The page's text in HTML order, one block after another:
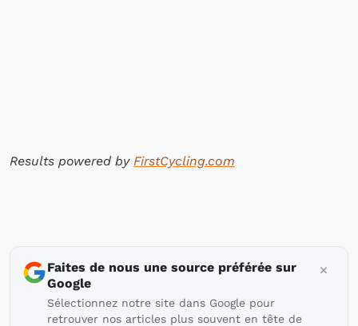
Results powered by FirstCycling.com
Faites de nous une source préférée sur
Google
Sélectionnez notre site dans Google pour
retrouver nos articles plus souvent en tête de